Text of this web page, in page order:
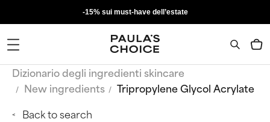
-15% sui must-have dell’estate
Dizionario degli ingredienti skincare
New ingredients
Tripropylene Glycol Acrylate
Back to search